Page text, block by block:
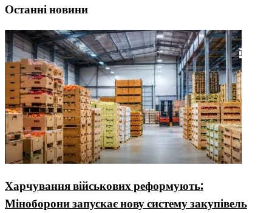
Останні новини
Харчування військових реформують:
Міноборони запускає нову систему закупівель